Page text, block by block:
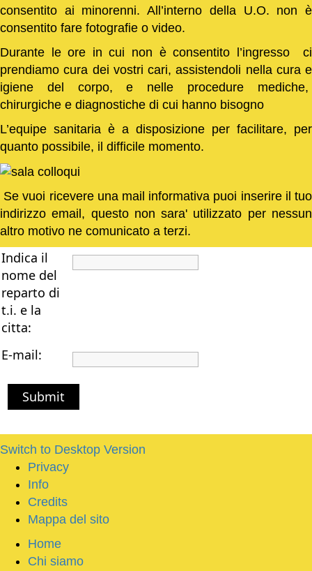
consentito ai minorenni. All’interno della U.O. non è
consentito fare fotografie o video.
Durante le ore in cui non è consentito l’ingresso ci
prendiamo cura dei vostri cari, assistendoli nella cura e
igiene del corpo, e nelle procedure mediche,
chirurgiche e diagnostiche di cui hanno bisogno
L’equipe sanitaria è a disposizione per facilitare, per
quanto possibile, il difficile momento.
Se vuoi ricevere una mail informativa puoi inserire il tuo
indirizzo email, questo non sara' utilizzato per nessun
altro motivo ne comunicato a terzi.
Indica il
nome del
reparto di
t.i. e la
citta:
E-mail:
Submit
Switch to Desktop Version
Privacy
Info
Credits
Mappa del sito
Home
Chi siamo